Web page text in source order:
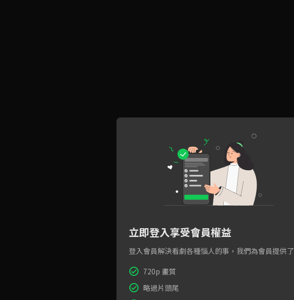
立即登入享受會員權益
登入會員解決看劇各種惱人的事，我們為會員提供了
720p 畫質
略過片頭尾